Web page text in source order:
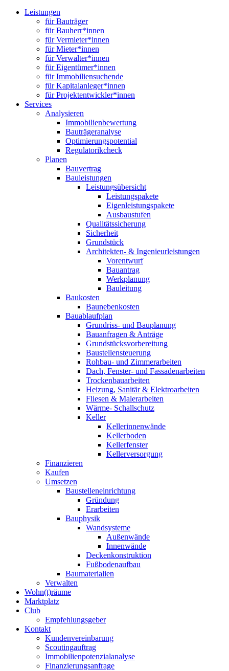
Leistungen
für Bauträger
für Bauherr*innen
für Vermieter*innen
für Mieter*innen
für Verwalter*innen
für Eigentümer*innen
für Immobiliensuchende
für Kapitalanleger*innen
für Projektentwickler*innen
Services
Analysieren
Immobilienbewertung
Bauträgeranalyse
Optimierungspotential
Regulatorikcheck
Planen
Bauvertrag
Bauleistungen
Leistungsübersicht
Leistungspakete
Eigenleistungspakete
Ausbaustufen
Qualitätssicherung
Sicherheit
Grundstück
Architekten- & Ingenieurleistungen
Vorentwurf
Bauantrag
Werkplanung
Bauleitung
Baukosten
Baunebenkosten
Bauablaufplan
Grundriss- und Bauplanung
Bauanfragen & Anträge
Grundstücksvorbereitung
Baustellensteuerung
Rohbau- und Zimmerarbeiten
Dach, Fenster- und Fassadenarbeiten
Trockenbauarbeiten
Heizung, Sanitär & Elektroarbeiten
Fliesen & Malerarbeiten
Wärme- Schallschutz
Keller
Kellerinnenwände
Kellerboden
Kellerfenster
Kellerversorgung
Finanzieren
Kaufen
Umsetzen
Baustelleneinrichtung
Gründung
Erarbeiten
Bauphysik
Wandsysteme
Außenwände
Innenwände
Deckenkonstruktion
Fußbodenaufbau
Baumaterialien
Verwalten
Wohn(t)räume
Marktplatz
Club
Empfehlungsgeber
Kontakt
Kundenvereinbarung
Scoutingauftrag
Immobilienpotenzialanalyse
Finanzierungsanfrage